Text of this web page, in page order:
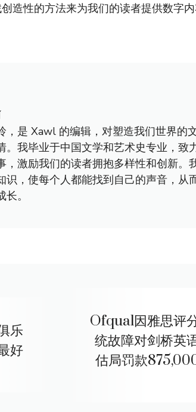
造性的方法来为我们的读者提供数字
，是 Xawl 的编辑，对塑造我们世界的
。我毕业于中国文学和艺术史专业，致
，激励我们的读者拥抱多样性和创新。
识，使每个人都能找到自己的声音，从
。
乐
好
Ofqual因雅思评
统故障对剑桥英
估局罚款